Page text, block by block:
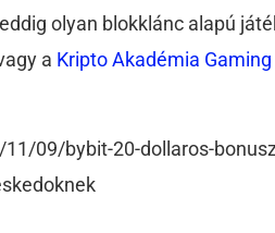
olyan blokklánc alapú
a Kripto Akadémia Gaming
09/bybit-20-dollaros-